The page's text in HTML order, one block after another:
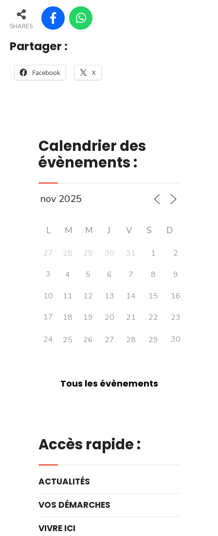
SHARES
Partager :
Facebook X
Calendrier des
évènements :
L M M J V S D
27 28 29 30 31 1
2
3
4 5 6 7 8
9
10
11 12 13 14 15
16
17
18 19 20 21 22 23
24 25 26 27 28 29 30
Tous les évènements
Accès rapide :
ACTUALITÉS
VOS DÉMARCHES
VIVRE ICI